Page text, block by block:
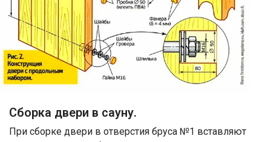
Сборка двери в сауну.
При сборке двери в отверстия бруса №1 вставляют